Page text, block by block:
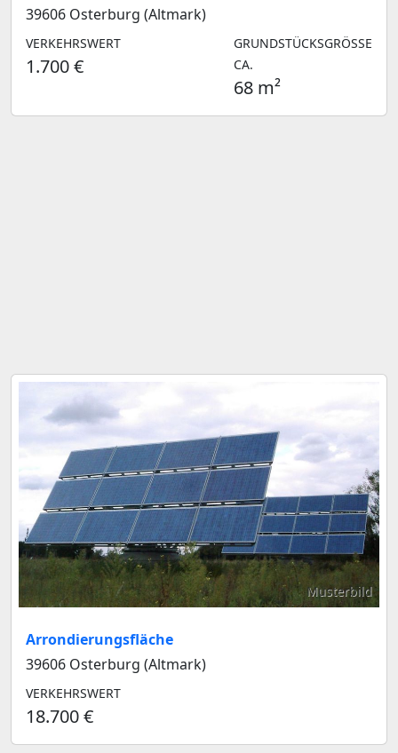
39606 Osterburg (Altmark)
VERKEHRSWERT
1.700 €
GRUNDSTÜCKSGRÖSSE C
A.
68 m²
Musterbild
Arrondierungsfläche
39606 Osterburg (Altmark)
VERKEHRSWERT
18.700 €